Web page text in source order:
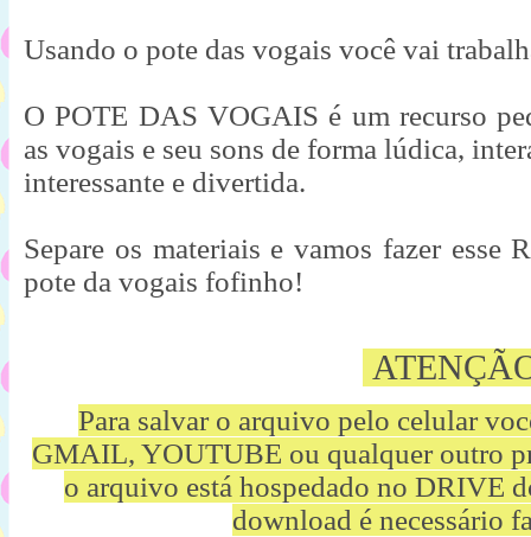
Usando o pote das vogais você vai
O POTE DAS VOGAIS é um recurso
as vogais e seu sons de forma lúdica,
interessante e divertida.
Separe os materiais e vamos fazer esse
pote da vogais fofinho!
Para salvar o arquivo pelo celular
GMAIL, YOUTUBE ou qualquer outro
o arquivo está hospedado no DRIVE
download é necessário